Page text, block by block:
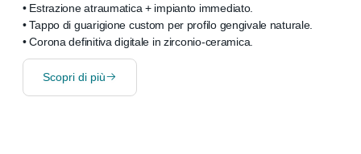
• Estrazione atraumatica + impianto immediato.
• Tappo di guarigione custom per profilo gengivale naturale.
• Corona definitiva digitale in zirconio-ceramica.
Scopri di più